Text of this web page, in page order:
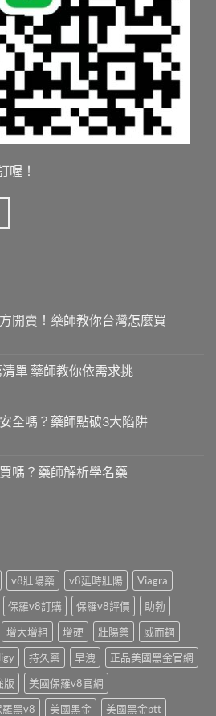
喔！
開賣！藥師教你台灣怎麼買
單 藥師教你依需求挑
全嗎？藥師點破3大陷阱
嗎？藥師解析學名藥
v8壯陽藥 v8延時壯陽
Viagra
保羅v8訂購 保羅v8評價
助勃
增大增粗 增硬 壯陽藥
威而鋼
持久藥 早洩
正品美國黑金官網
版
美國保羅v8官網
黑v8 美國黑金
美國黑金ptt